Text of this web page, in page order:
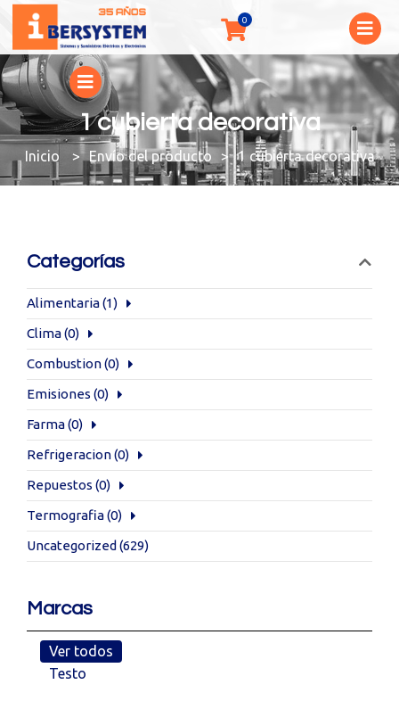
1 cubierta decorativa
You are here:Envío del producto 1 cubierta decorativa
Categorías
Alimentaria(1)
Clima(0)
Combustion(0)
Emisiones (0)
Farma(0)
Refrigeracion(0)
Repuestos (0)
Termografia(0)
Uncategorized (629)
Marcas
Ver todos
Testo